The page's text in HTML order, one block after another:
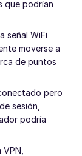
que podrían
señal WiFi
moverse a
de puntos
pero
sesión,
podría